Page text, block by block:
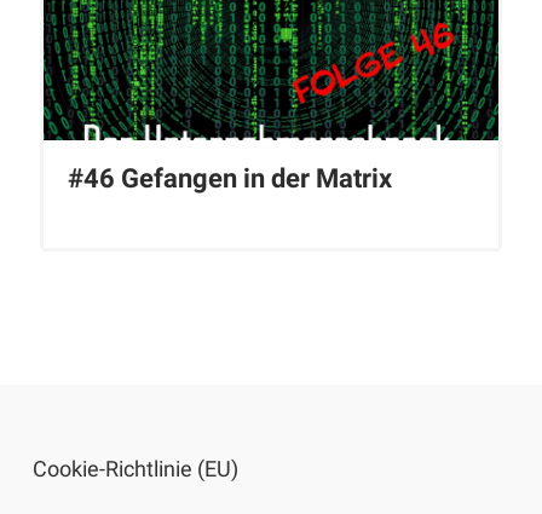
#46 Gefangen in der Matrix
Cookie-Richtlinie (EU)